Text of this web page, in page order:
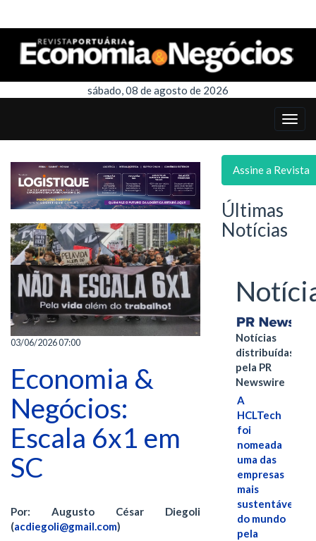
sábado, 08 de agosto de 2026
03/06/2026 07:00
Economia &
Negócios:
Escala 6x1 em
SC
Por: Augusto César Diegoli
(acdiegoli@gmail.com)
Assine a Revista
Últimas
Notícias
Notícias
distribuídas
pela PR
Newswire
A
HCLTech
foi
nomeada
uma das
empresas
mais
sustentáveis
do mundo
pela